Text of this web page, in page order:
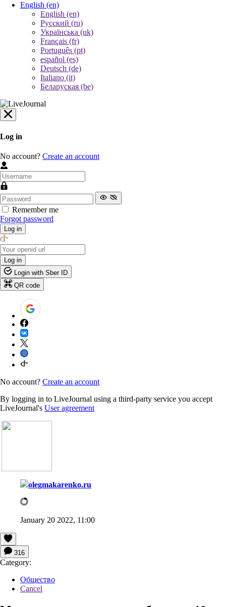
English (en)
English (en)
Русский (ru)
Українська (uk)
Français (fr)
Português (pt)
español (es)
Deutsch (de)
Italiano (it)
Беларуская (be)
Log in
No account? Create an account
Remember me
Forgot password
Log in
Log in
Login with Sber ID
QR code
No account? Create an account
By logging in to LiveJournal using a third-party service you accept
LiveJournal's User agreement
olegmakarenko.ru
January 20 2022, 11:00
316
Category:
Общество
Cancel